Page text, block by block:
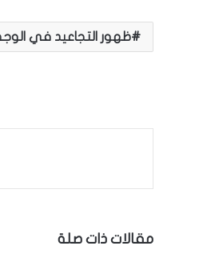
ظهور التجاعيد في
مقالات ذات صلة